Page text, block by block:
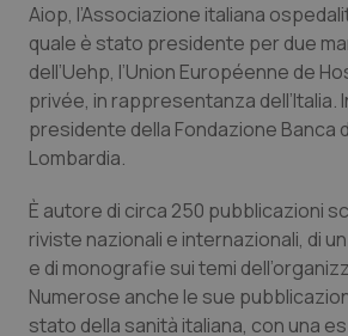
Molise
Piemonte
Provincia Autonoma di
Provincia Autonoma di
Puglia
Epatiti
HIV
Infezioni & Febbre
Ipertensione & Scompenso
Malattie rare
Aiop, l’Associazione italiana
quale è stato presidente per due
dell’Uehp, l’Union Européenne de
privée, in rappresentanza dell’Italia.
presidente della Fondazione Banca
Lombardia.
È autore di circa 250 pubblicazioni
riviste nazionali e internazionali, di
e di monografie sui temi
Numerose anche le sue
stato della sanità italiana, con una